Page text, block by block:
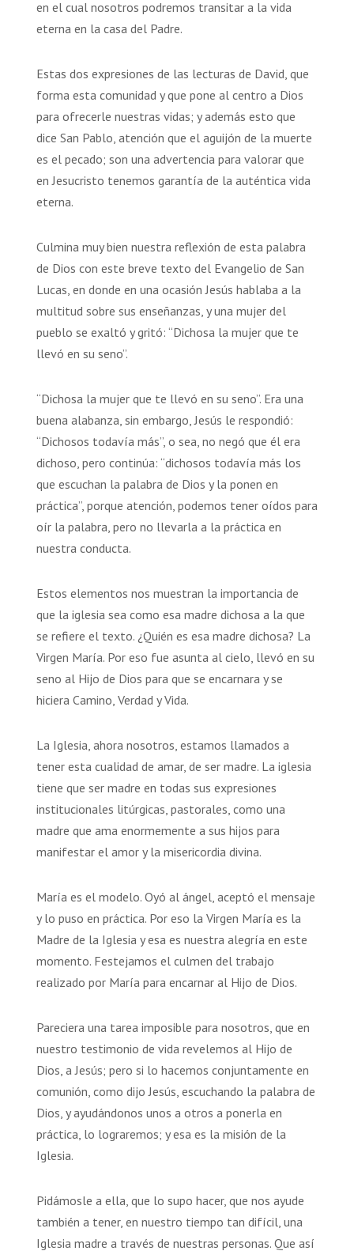
en el cual nosotros podremos transitar a la vida
eterna en la casa del Padre.
Estas dos expresiones de las lecturas de David, que
forma esta comunidad y que pone al centro a Dios
para ofrecerle nuestras vidas; y además esto que
dice San Pablo, atención que el aguijón de la muerte
es el pecado; son una advertencia para valorar que
en Jesucristo tenemos garantía de la auténtica vida
eterna.
Culmina muy bien nuestra reflexión de esta palabra
de Dios con este breve texto del Evangelio de San
Lucas, en donde en una ocasión Jesús hablaba a la
multitud sobre sus enseñanzas, y una mujer del
pueblo se exaltó y gritó: “Dichosa la mujer que te
llevó en su seno”.
“Dichosa la mujer que te llevó en su seno”. Era una
buena alabanza, sin embargo, Jesús le respondió:
“Dichosos todavía más”, o sea, no negó que él era
dichoso, pero continúa: “dichosos todavía más los
que escuchan la palabra de Dios y la ponen en
práctica”, porque atención, podemos tener oídos para
oír la palabra, pero no llevarla a la práctica en
nuestra conducta.
Estos elementos nos muestran la importancia de
que la iglesia sea como esa madre dichosa a la que
se refiere el texto. ¿Quién es esa madre dichosa? La
Virgen María. Por eso fue asunta al cielo, llevó en su
seno al Hijo de Dios para que se encarnara y se
hiciera Camino, Verdad y Vida.
La Iglesia, ahora nosotros, estamos llamados a
tener esta cualidad de amar, de ser madre. La iglesia
tiene que ser madre en todas sus expresiones
institucionales litúrgicas, pastorales, como una
madre que ama enormemente a sus hijos para
manifestar el amor y la misericordia divina.
María es el modelo. Oyó al ángel, aceptó el mensaje
y lo puso en práctica. Por eso la Virgen María es la
Madre de la Iglesia y esa es nuestra alegría en este
momento. Festejamos el culmen del trabajo
realizado por María para encarnar al Hijo de Dios.
Pareciera una tarea imposible para nosotros, que en
nuestro testimonio de vida revelemos al Hijo de
Dios, a Jesús; pero si lo hacemos conjuntamente en
comunión, como dijo Jesús, escuchando la palabra de
Dios, y ayudándonos unos a otros a ponerla en
práctica, lo lograremos; y esa es la misión de la
Iglesia.
Pidámosle a ella, que lo supo hacer, que nos ayude
también a tener, en nuestro tiempo tan difícil, una
Iglesia madre a través de nuestras personas. Que así